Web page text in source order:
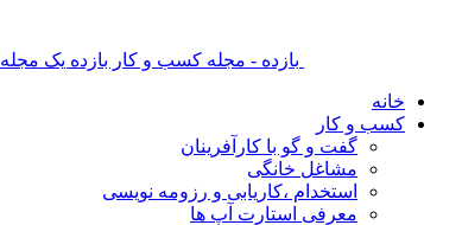
بازده - مجله کسب و کار بازده یک مجله
خانه
کسب و کار
گفت و گو با کارآفرینان
مشاغل خانگی
استخدام ،کاریابی و رزومه نویسی
معرفی استارت آپ ها